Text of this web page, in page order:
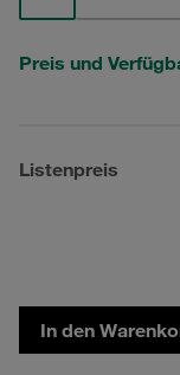
Preis und
Listenpreis
In den